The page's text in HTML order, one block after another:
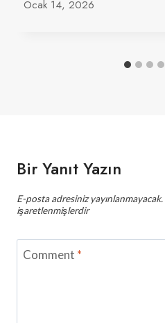
Ocak 14, 2026
Bir Yanıt Yazın
E-posta adresiniz yayınlanmayacak.
işaretlenmişlerdir
Comment *